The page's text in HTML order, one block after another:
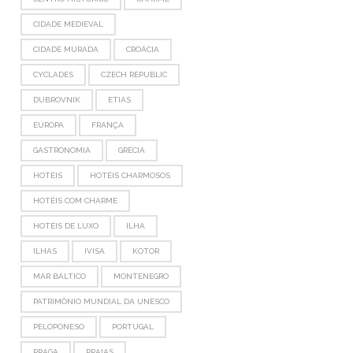
CIDADE MEDIEVAL
CIDADE MURADA CROÁCIA
CYCLADES CZECH REPUBLIC
DUBROVNIK ETIAS
EUROPA FRANÇA
GASTRONOMIA GRÉCIA
HOTÉIS HOTÉIS CHARMOSOS
HOTÉIS COM CHARME
HOTÉIS DE LUXO ILHA
ILHAS IVISA KOTOR
MAR BÁLTICO MONTENEGRO
PATRIMÔNIO MUNDIAL DA UNESCO
PELOPONESO PORTUGAL